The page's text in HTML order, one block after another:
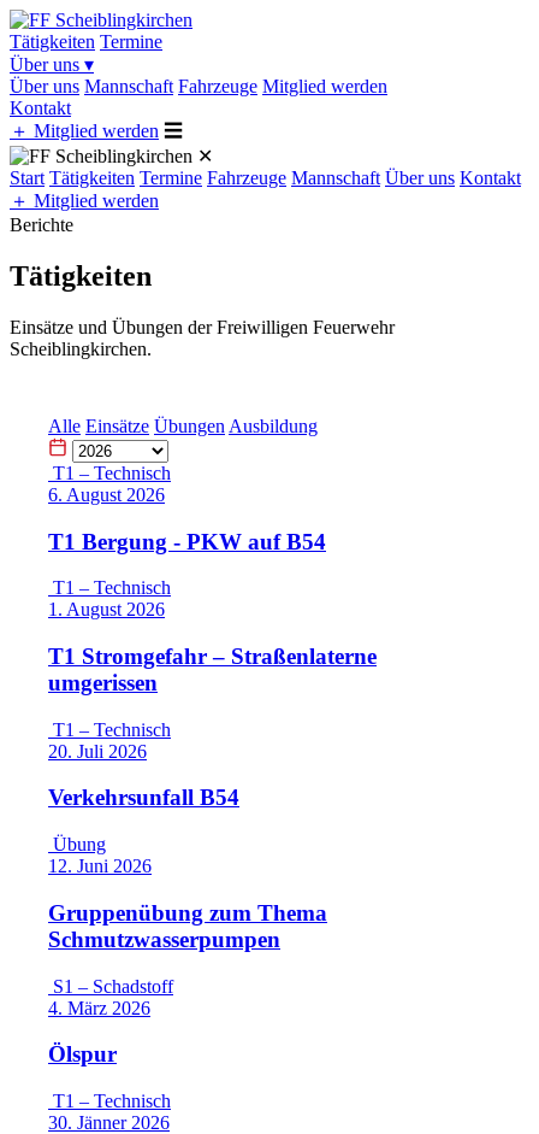
Tätigkeiten Termine
Über uns ▾
Über uns Mannschaft Fahrzeuge Mitglied werden
Kontakt
＋ Mitglied werden ☰
✕
Start Tätigkeiten Termine Fahrzeuge Mannschaft Über uns Kontakt
＋ Mitglied werden
Berichte
Tätigkeiten
Einsätze und Übungen der Freiwilligen Feuerwehr
Scheiblingkirchen.
Alle Einsätze Übungen Ausbildung
T1 – Technisch
6. August 2026
T1 Bergung - PKW auf B54
T1 – Technisch
1. August 2026
T1 Stromgefahr – Straßenlaterne
umgerissen
T1 – Technisch
20. Juli 2026
Verkehrsunfall B54
Übung
12. Juni 2026
Gruppenübung zum Thema
Schmutzwasserpumpen
S1 – Schadstoff
4. März 2026
Ölspur
T1 – Technisch
30. Jänner 2026